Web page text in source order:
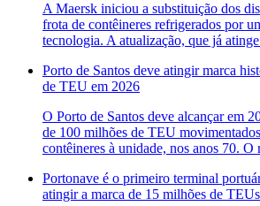
A Maersk iniciou a substituição dos
frota de contêineres refrigerados por
tecnologia. A atualização, que já
Porto de Santos deve atingir marca
de TEU em 2026
O Porto de Santos deve alcançar em
de 100 milhões de TEU
contêineres à unidade, nos anos 70. O
Portonave é o primeiro terminal
atingir a marca de 15 milhões de